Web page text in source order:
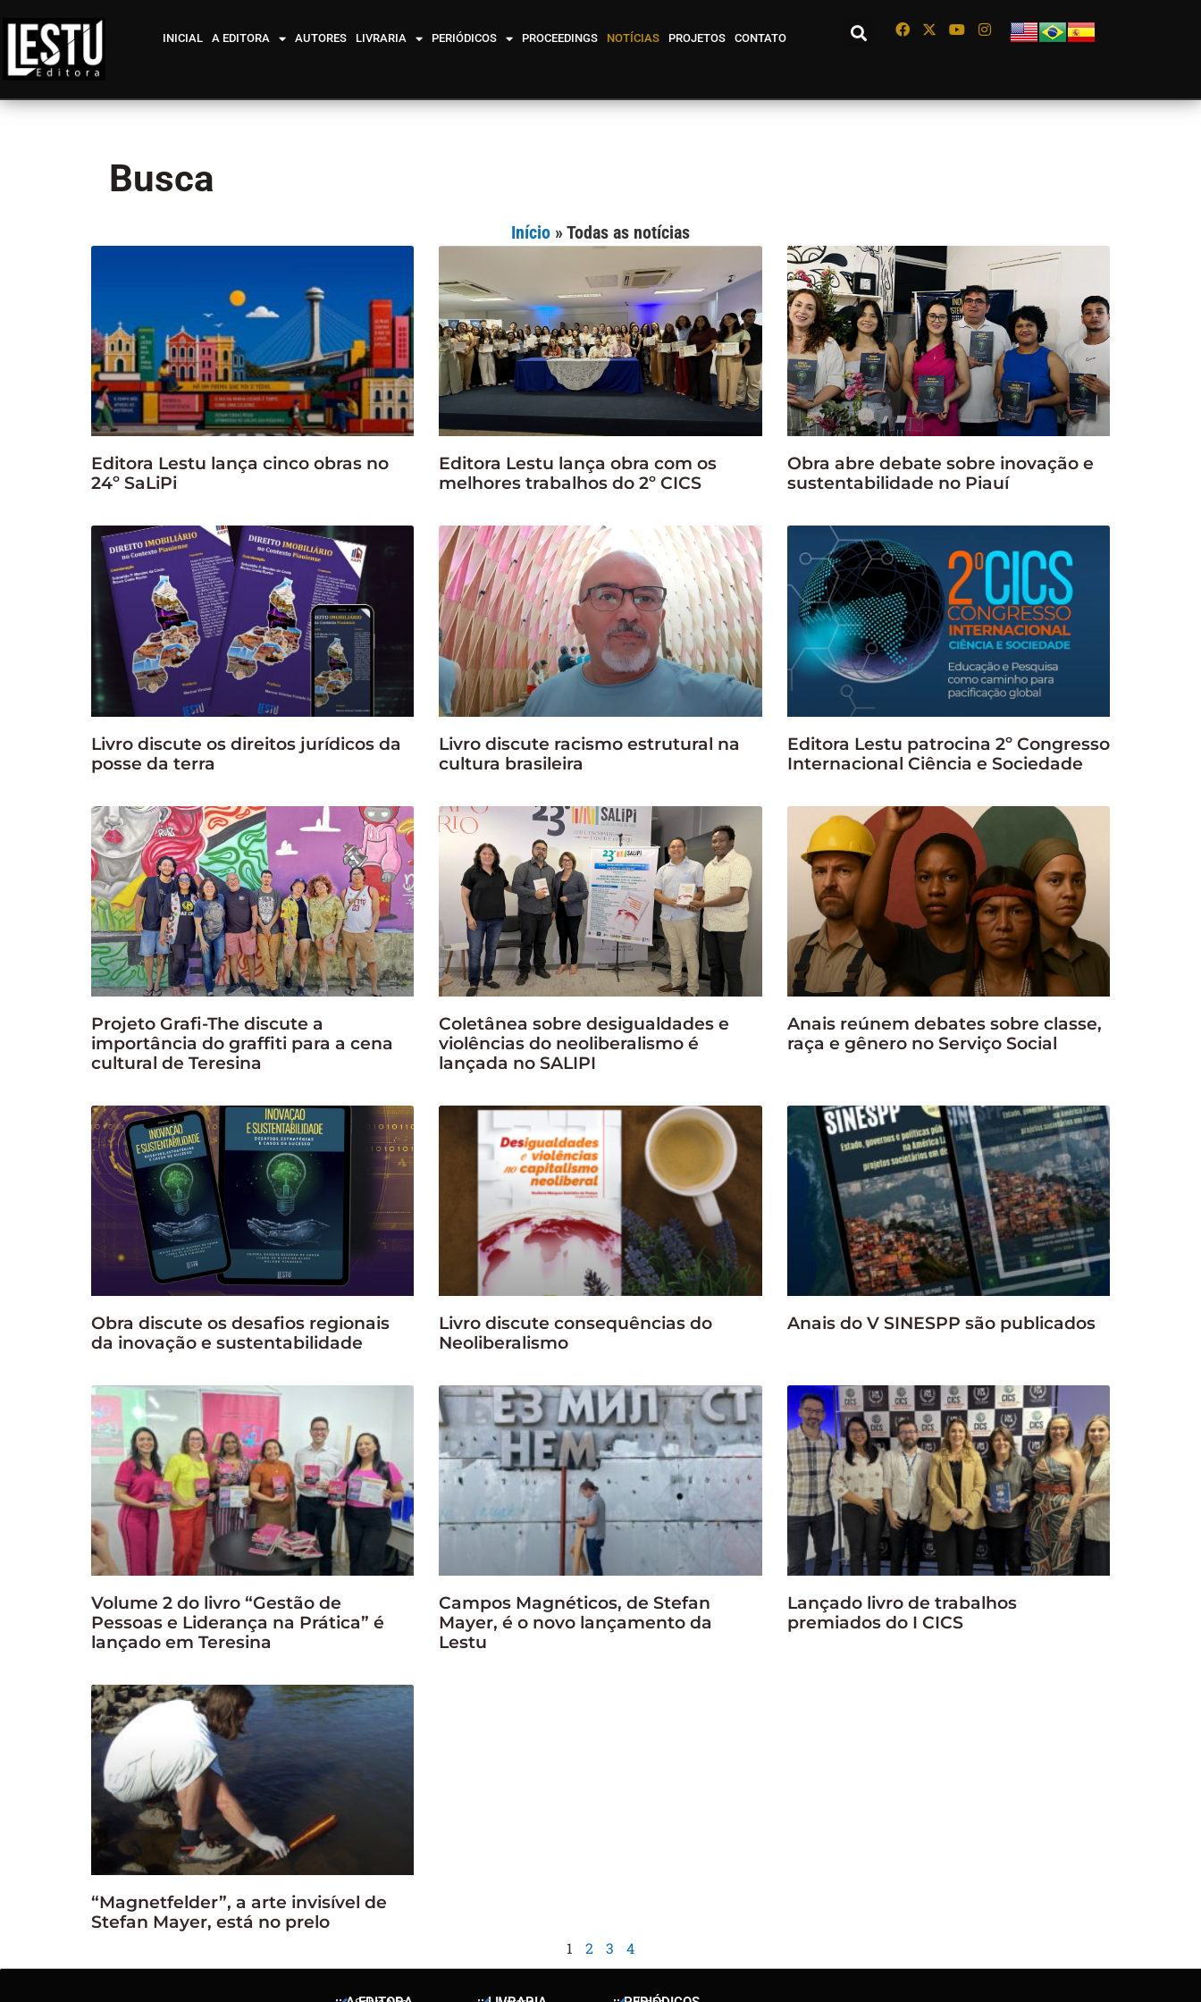
INICIAL A EDITORA AUTORES LIVRARIA PERIÓDICOS PROCEEDINGS NOTÍCIAS PROJETOS CONTATO
Busca
Início » Todas as notícias
Editora Lestu lança cinco obras no
24º SaLiPi
Editora Lestu lança obra com os
melhores trabalhos do 2º CICS
Obra abre debate sobre inovação e
sustentabilidade no Piauí
Livro discute os direitos jurídicos da
posse da terra
Livro discute racismo estrutural na
cultura brasileira
Editora Lestu patrocina 2º Congresso
Internacional Ciência e Sociedade
Projeto Grafi-The discute a
importância do graffiti para a cena
cultural de Teresina
Coletânea sobre desigualdades e
violências do neoliberalismo é
lançada no SALIPI
Anais reúnem debates sobre classe,
raça e gênero no Serviço Social
Obra discute os desafios regionais
da inovação e sustentabilidade
Livro discute consequências do
Neoliberalismo
Anais do V SINESPP são publicados
Volume 2 do livro “Gestão de
Pessoas e Liderança na Prática” é
lançado em Teresina
Campos Magnéticos, de Stefan
Mayer, é o novo lançamento da
Lestu
Lançado livro de trabalhos
premiados do I CICS
“Magnetfelder”, a arte invisível de
Stefan Mayer, está no prelo
1 2 3 4